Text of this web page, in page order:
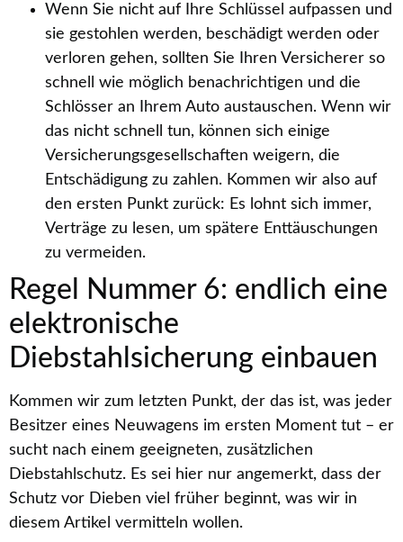
Wenn Sie nicht auf Ihre Schlüssel aufpassen und
sie gestohlen werden, beschädigt werden oder
verloren gehen, sollten Sie Ihren Versicherer so
schnell wie möglich benachrichtigen und die
Schlösser an Ihrem Auto austauschen. Wenn wir
das nicht schnell tun, können sich einige
Versicherungsgesellschaften weigern, die
Entschädigung zu zahlen. Kommen wir also auf
den ersten Punkt zurück: Es lohnt sich immer,
Verträge zu lesen, um spätere Enttäuschungen
zu vermeiden.
Regel Nummer 6: endlich eine
elektronische
Diebstahlsicherung einbauen
Kommen wir zum letzten Punkt, der das ist, was jeder
Besitzer eines Neuwagens im ersten Moment tut – er
sucht nach einem geeigneten, zusätzlichen
Diebstahlschutz. Es sei hier nur angemerkt, dass der
Schutz vor Dieben viel früher beginnt, was wir in
diesem Artikel vermitteln wollen.